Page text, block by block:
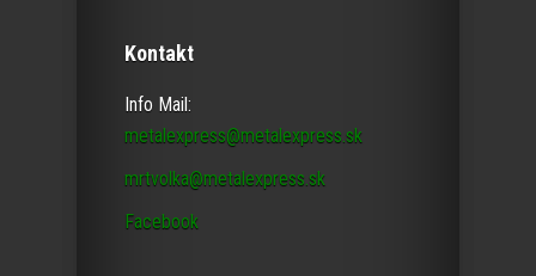
Kontakt
Info Mail:
metalexpress@metalexpress.sk
mrtvolka@metalexpress.sk
Facebook